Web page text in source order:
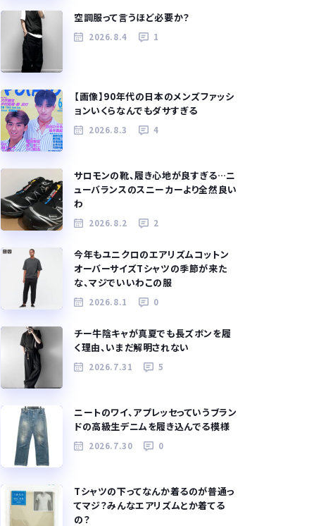
空調服って言うほど必要か？
2026.8.4 1
【画像】90年代の日本のメンズファッシ
ョンいくらなんでもダサすぎる
2026.8.3 4
サロモンの靴、履き心地が良すぎる…ニ
ューバランスのスニーカーより全然良い
わ
2026.8.2 2
今年もユニクロのエアリズムコットン
オーバーサイズTシャツの季節が来た
な、マジでいいわこの服
2026.8.1 0
チー牛陰キャが真夏でも長ズボンを履
く理由、いまだ解明されない
2026.7.31 5
ニートのワイ、アプレッセっていうブラン
ドの高級生デニムを履き込んでる模様
2026.7.30 0
Tシャツの下ってなんか着るのが普通っ
てマジ？みんなエアリズムとか着てる
の？